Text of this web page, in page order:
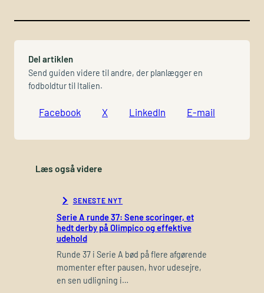
Del artiklen
Send guiden videre til andre, der planlægger en
fodboldtur til Italien.
Facebook X LinkedIn E-mail
Læs også videre
SENESTE NYT
Serie A runde 37: Sene scoringer, et
hedt derby på Olimpico og effektive
udehold
Runde 37 i Serie A bød på flere afgørende
momenter efter pausen, hvor udesejre,
en sen udligning i…